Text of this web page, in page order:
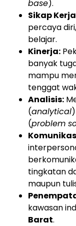
base).
Sikap
percaya
belajar.
Kinerja:
banyak
mampu
tenggat
Analisis:
(analytical
(problem
tingkatan
maupun
kawasan
Barat.